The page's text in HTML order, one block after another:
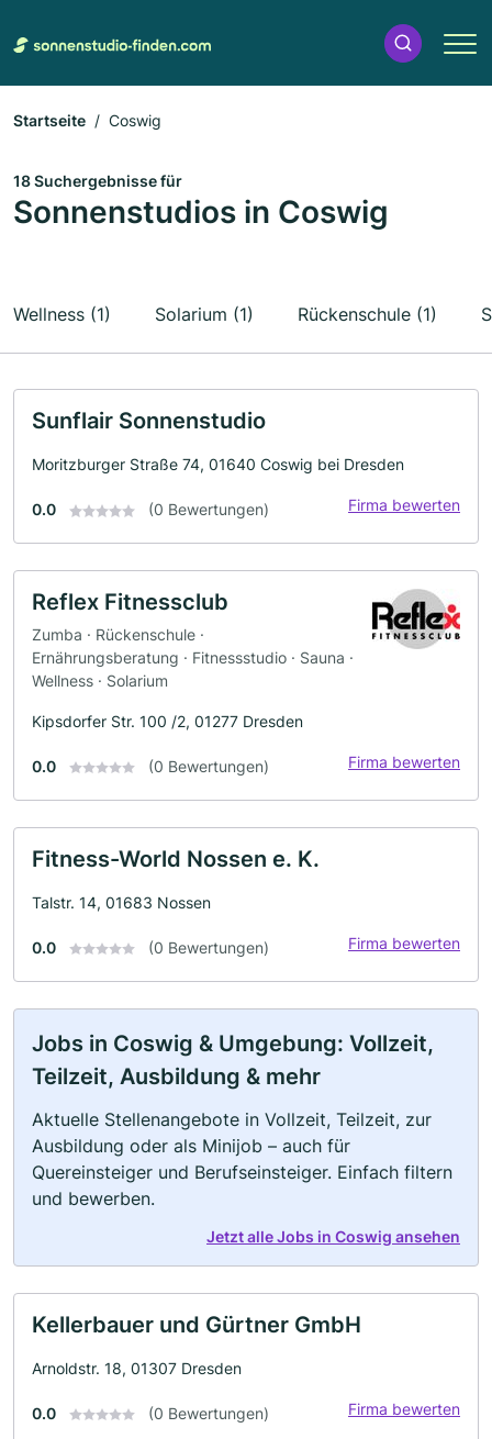
Startseite Coswig
18 Suchergebnisse für
Sonnenstudios in Coswig
Wellness (1) Solarium (1) Rückenschule (1)
Sunflair Sonnenstudio
Moritzburger Straße 74, 01640 Coswig bei Dresden
0.0 (0 Bewertungen) Firma bewerten
Reflex Fitnessclub
Zumba · Rückenschule ·
Ernährungsberatung · Fitnessstudio · Sauna ·
Wellness · Solarium
Kipsdorfer Str. 100 /2, 01277 Dresden
0.0 (0 Bewertungen) Firma bewerten
Fitness-World Nossen e. K.
Talstr. 14, 01683 Nossen
0.0 (0 Bewertungen) Firma bewerten
Jobs in Coswig & Umgebung: Vollzeit,
Teilzeit, Ausbildung & mehr
Aktuelle Stellenangebote in Vollzeit, Teilzeit, zur
Ausbildung oder als Minijob – auch für
Quereinsteiger und Berufseinsteiger. Einfach filtern
und bewerben.
Jetzt alle Jobs in Coswig ansehen
Kellerbauer und Gürtner GmbH
Arnoldstr. 18, 01307 Dresden
0.0 (0 Bewertungen) Firma bewerten